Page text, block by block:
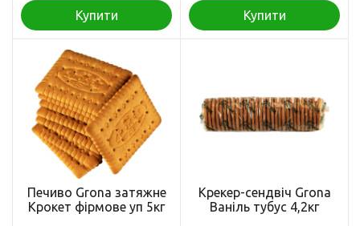
Купити Купити
Печиво Grona затяжне
Крокет фірмове уп 5кг
Крекер-сендвіч Grona
Ваніль тубус 4,2кг